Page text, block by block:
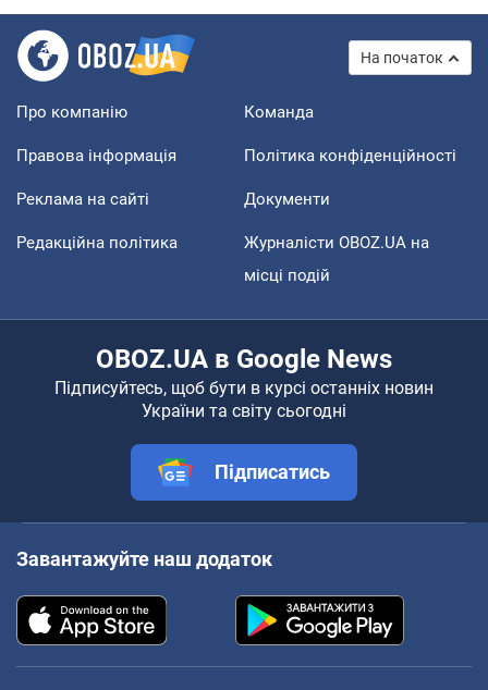
На початок
Про компанію Команда
Правова інформація Політика конфіденційності
Реклама на сайті Документи
Редакційна політика
Журналісти OBOZ.UA на
місці подій
OBOZ.UA в Google News
Підписуйтесь, щоб бути в курсі останніх новин
України та світу сьогодні
Підписатись
Завантажуйте наш додаток